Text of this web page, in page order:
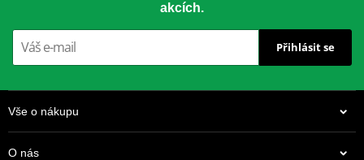
akcích.
Přihlásit se
Vše o nákupu
O nás